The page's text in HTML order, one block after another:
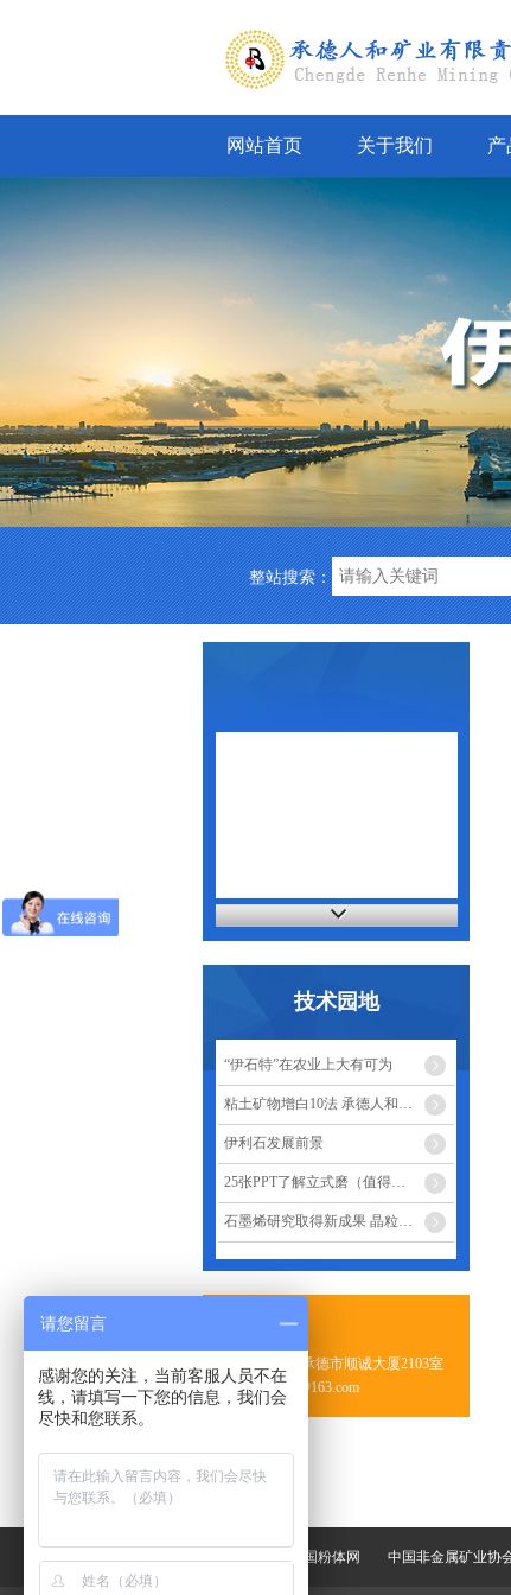
网站首页 关于我们 产
整站搜索：
技术园地
“伊石特”在农业上大有可为
粘土矿物增白10法 承德人和矿业
伊利石发展前景
25张PPT了解立式磨（值得收藏）
石墨烯研究取得新成果 晶粒尺寸调控-承德人和矿业
咨询热线
地址：河北省承德市顺诚大厦2103室
邮箱：rhkyad@163.com
友情链接： 中国粉体网 中国非金属矿业协
请您留言
感谢您的关注，当前客服人员不在
线，请填写一下您的信息，我们会
尽快和您联系。